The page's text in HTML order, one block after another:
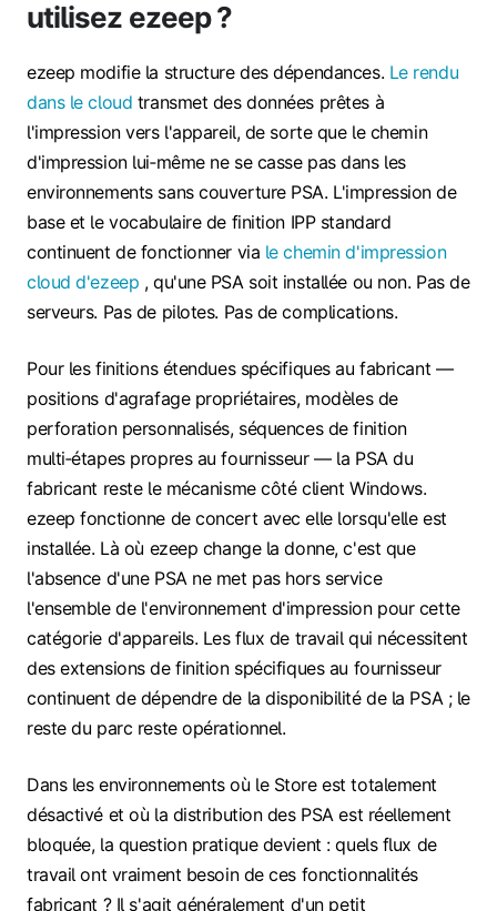
utilisez ezeep ?
ezeep modifie la structure des dépendances. Le rendu
dans le cloud transmet des données prêtes à
l'impression vers l'appareil, de sorte que le chemin
d'impression lui‑même ne se casse pas dans les
environnements sans couverture PSA. L'impression de
base et le vocabulaire de finition IPP standard
continuent de fonctionner via le chemin d'impression
cloud d'ezeep , qu'une PSA soit installée ou non. Pas de
serveurs. Pas de pilotes. Pas de complications.
Pour les finitions étendues spécifiques au fabricant —
positions d'agrafage propriétaires, modèles de
perforation personnalisés, séquences de finition
multi‑étapes propres au fournisseur — la PSA du
fabricant reste le mécanisme côté client Windows.
ezeep fonctionne de concert avec elle lorsqu'elle est
installée. Là où ezeep change la donne, c'est que
l'absence d'une PSA ne met pas hors service
l'ensemble de l'environnement d'impression pour cette
catégorie d'appareils. Les flux de travail qui nécessitent
des extensions de finition spécifiques au fournisseur
continuent de dépendre de la disponibilité de la PSA ; le
reste du parc reste opérationnel.
Dans les environnements où le Store est totalement
désactivé et où la distribution des PSA est réellement
bloquée, la question pratique devient : quels flux de
travail ont vraiment besoin de ces fonctionnalités
fabricant ? Il s'agit généralement d'un petit